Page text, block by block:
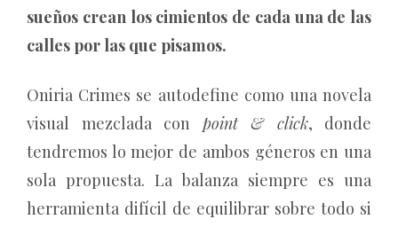
sueños crean los cimientos de cada una de las
calles por las que pisamos.
Oniria Crimes se autodefine como una novela
visual mezclada con point & click, donde
tendremos lo mejor de ambos géneros en una
sola propuesta. La balanza siempre es una
herramienta difícil de equilibrar sobre todo si